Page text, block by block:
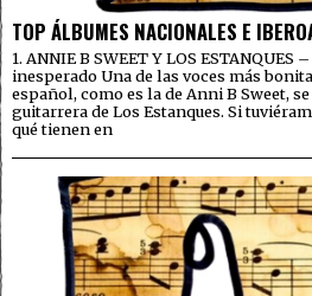
TOP ÁLBUMES NACIONALES E
1. ANNIE B SWEET Y LOS
inesperado Una de las voces más
español, como es la de Anni B Sweet,
guitarrera de Los Estanques. Si
qué tienen en